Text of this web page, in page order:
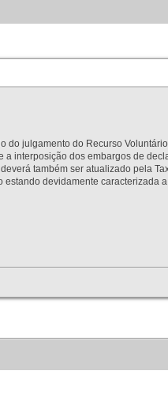
do julgamento do Recurso
interposição dos embargos de
também ser atualizado pela
devidamente